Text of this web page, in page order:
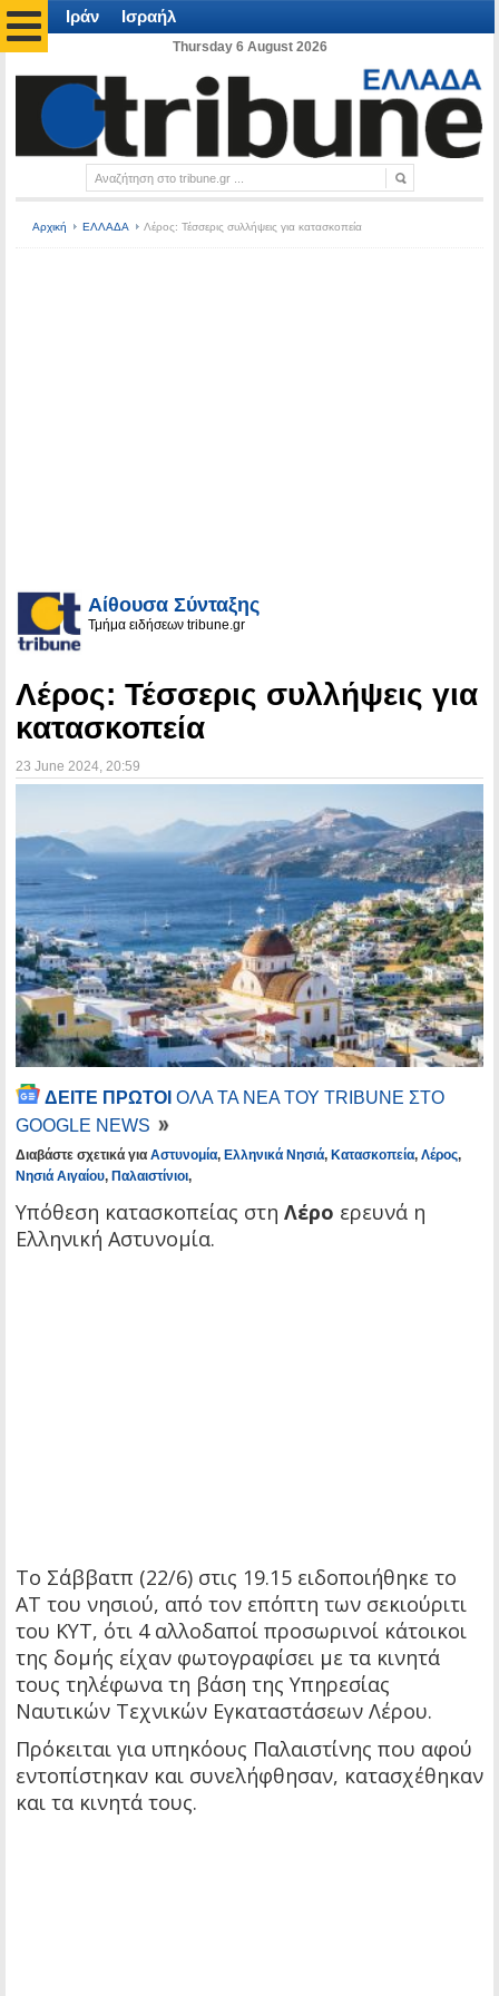
Ιράν Ισραήλ
Thursday 6 August 2026
Αρχική ΕΛΛΑΔΑ Λέρος: Τέσσερις συλλήψεις για κατασκοπεία
Αίθουσα Σύνταξης
Τμήμα ειδήσεων tribune.gr
Λέρος: Τέσσερις συλλήψεις για
κατασκοπεία
23 June 2024 , 20:59
ΔΕΙΤΕ ΠΡΩΤΟΙ ΟΛΑ ΤΑ ΝΕΑ ΤΟΥ TRIBUNE ΣΤΟ
GOOGLE NEWS
Διαβάστε σχετικά για Αστυνομία, Ελληνικά Νησιά, Κατασκοπεία, Λέρος,
Νησιά Αιγαίου, Παλαιστίνιοι,
Υπόθεση κατασκοπείας στη Λέρο ερευνά η
Ελληνική Αστυνομία.
Το Σάββατπ (22/6) στις 19.15 ειδοποιήθηκε το
ΑΤ του νησιού, από τον επόπτη των σεκιούριτι
του ΚΥΤ, ότι 4 αλλοδαποί προσωρινοί κάτοικοι
της δομής είχαν φωτογραφίσει με τα κινητά
τους τηλέφωνα τη βάση της Υπηρεσίας
Ναυτικών Τεχνικών Εγκαταστάσεων Λέρου.
Πρόκειται για υπηκόους Παλαιστίνης που αφού
εντοπίστηκαν και συνελήφθησαν, κατασχέθηκαν
και τα κινητά τους.